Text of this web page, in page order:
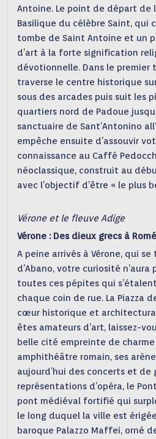
Antoine. Le point de départ de
Basilique du célèbre Saint, qui
tombe de Saint Antoine et un
d’art à la forte signification
dévotionnelle. Dans le premier
traverse le centre historique
sous des arcades puis suit les
quartiers nord de Padoue
sanctuaire de Sant’Antonino
empêche ensuite d’assouvir
connaissance au Caffé
néoclassique, construit au
avec l’objectif d’être « le plus
Vérone et le fleuve Adige
Vérone : Des dieux grecs à
A peine arrivés à Vérone, qui
d’Abano, votre curiosité
toutes ces pépites qui
chaque coin de rue. La Piazza
cœur historique et
êtes amateurs d’art, laissez-
belle cité empreinte de charme
amphithéâtre romain, ses
aujourd’hui des concerts et de
représentations d’opéra, le
pont médiéval fortifié qui
le long duquel la ville est
baroque Palazzo Maffei, orné